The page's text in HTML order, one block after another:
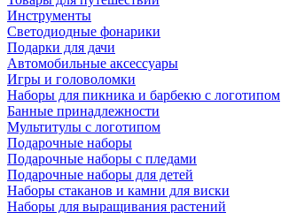
Инструменты
Светодиодные фонарики
Подарки для дачи
Автомобильные аксессуары
Игры и головоломки
Наборы для пикника и барбекю с логотипом
Банные принадлежности
Мультитулы с логотипом
Подарочные наборы
Подарочные наборы с пледами
Подарочные наборы для детей
Наборы стаканов и камни для виски
Наборы для выращивания растений